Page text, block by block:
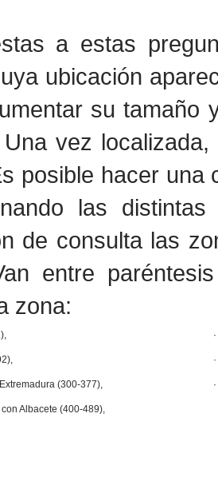
a estas
ubicación
su tamaño
vez
posible hacer
las
de consulta las
entre
zona:
(300-377),
Albacete (400-489),